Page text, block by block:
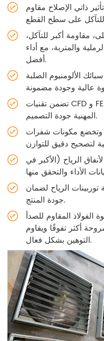
ذاتي الإصلاح مقاوم
مقاومة أكبر للتآكل،
والمتربة، مع أداء
أفضل.
الألومنيوم الصلبة
تضمن تقنيات CFD و FEM وغيرها من التحليلات والتحققات
المهنية جودة التصميم.
وتخضع مكونات شفرات
الرياح (الأكبر في
توربينات الرياح لضمان
جودة المنتج.
الفولاذ المقاوم للصدأ
أكثر تفوقًا ويقاوم
التوهين بشكل فعال.